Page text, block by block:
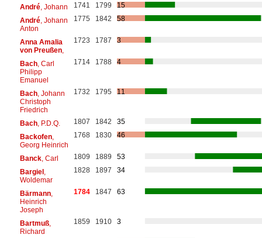
André, Johann 1741 1799
15
André, Johann
Anton
1775 1842 58
Anna Amalia
von Preußen,
1723 1787 3
Bach, Carl
Philipp
Emanuel
1714 1788 4
Bach, Johann
Christoph
Friedrich
1732 1795 11
Bach, P.D.Q. 1807 1842
35
Backofen,
Georg Heinrich
1768 1830 46
Banck, Carl 1809 1889
53
Bargiel,
Woldemar
1828 1897 34
Bärmann,
Heinrich
Joseph
1784 1847 63
Bartmuß,
Richard
1859 1910 3